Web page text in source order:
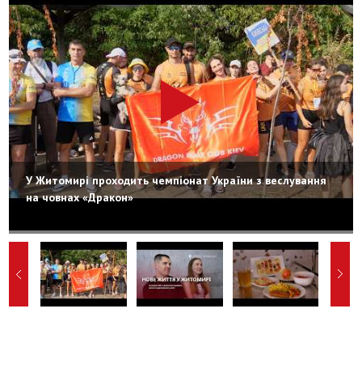
У Житомирі проходить чемпіонат України з веслування
на човнах «Дракон»